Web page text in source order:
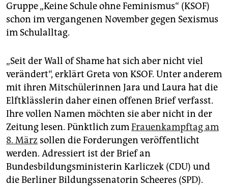
Gruppe „Keine Schule ohne Feminismus“ (KSOF)
schon im vergangenen November gegen Sexismus
im Schulalltag.
„Seit der Wall of Shame hat sich aber nicht viel
verändert“, erklärt Greta von KSOF. Unter anderem
mit ihren Mitschülerinnen Jara und Laura hat die
Elftklässlerin daher einen offenen Brief verfasst.
Ihre vollen Namen möchten sie aber nicht in der
Zeitung lesen. Pünktlich zumFrauenkampftag am
8. März sollen die Forderungen veröffentlicht
werden. Adressiert ist der Brief an
Bundesbildungsministerin Karliczek (CDU) und
die Berliner Bildungssenatorin Scheeres (SPD).